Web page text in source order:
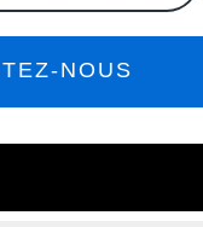
NOUS